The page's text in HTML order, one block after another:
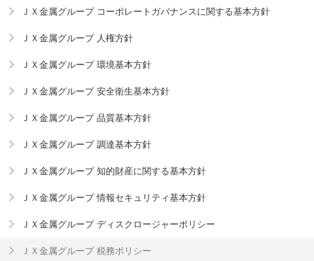
ＪＸ金属グループ コーポレートガバナンスに関する基本方針
ＪＸ金属グループ 人権方針
ＪＸ金属グループ 環境基本方針
ＪＸ金属グループ 安全衛生基本方針
ＪＸ金属グループ 品質基本方針
ＪＸ金属グループ 調達基本方針
ＪＸ金属グループ 知的財産に関する基本方針
ＪＸ金属グループ 情報セキュリティ基本方針
ＪＸ金属グループ ディスクロージャーポリシー
ＪＸ金属グループ 税務ポリシー